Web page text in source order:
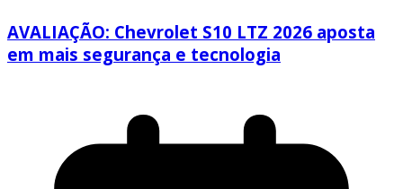
AVALIAÇÃO: Chevrolet S10 LTZ 2026 aposta
em mais segurança e tecnologia